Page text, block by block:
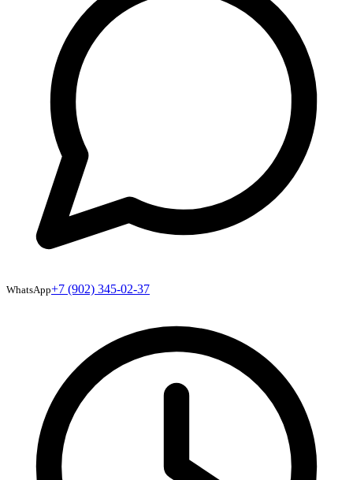
WhatsApp+7 (902) 345-02-37